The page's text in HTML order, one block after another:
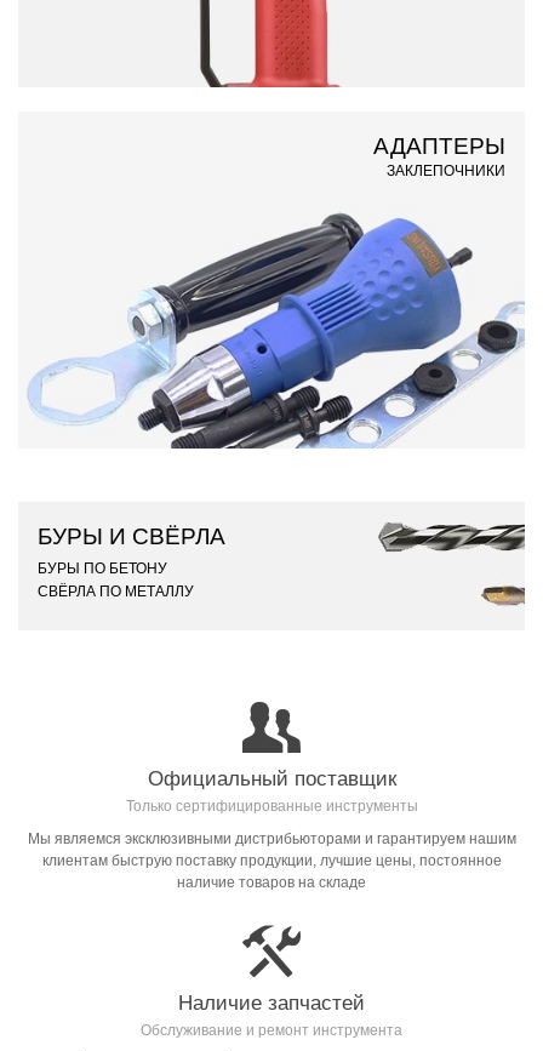
АДАПТЕРЫ
ЗАКЛЕПОЧНИКИ
БУРЫ И СВЁРЛА
БУРЫ ПО БЕТОНУ
СВЁРЛА ПО МЕТАЛЛУ
Официальный поставщик
Только сертифицированные инструменты
Мы являемся эксклюзивными дистрибьюторами и гарантируем нашим
клиентам быструю поставку продукции, лучшие цены, постоянное
наличие товаров на складе
Наличие запчастей
Обслуживание и ремонт инструмента